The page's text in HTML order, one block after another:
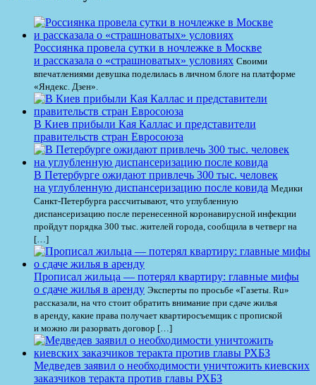
Россиянка провела сутки в ночлежке в Москве
и рассказала о «страшноватых» условиях Своими
впечатлениями девушка поделилась в личном блоге на платформе
«Яндекс. Дзен».
В Киев прибыли Кая Каллас и представители
правительств стран Евросоюза
В Петербурге ожидают привлечь 300 тыс. человек
на углубленную диспансеризацию после ковида Медики
Санкт-Петербурга рассчитывают, что углубленную
диспансеризацию после перенесенной коронавирусной инфекции
пройдут порядка 300 тыс. жителей города, сообщила в четверг на
[…]
Прописал жильца — потерял квартиру: главные мифы
о сдаче жилья в аренду Эксперты по просьбе «Газеты. Ru»
рассказали, на что стоит обратить внимание при сдаче жилья
в аренду, какие права получает квартиросъемщик с пропиской
и можно ли разорвать договор […]
Медведев заявил о необходимости уничтожить киевских
заказчиков теракта против главы РХБЗ